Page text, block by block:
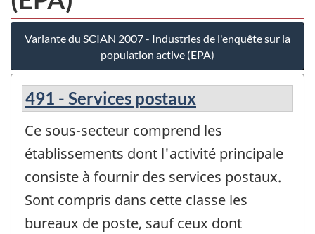
Variante du SCIAN 2007 - Industries de l'enquête sur la
population active (EPA)
491 - Services postaux
Ce sous-secteur comprend les
établissements dont l'activité principale
consiste à fournir des services postaux.
Sont compris dans cette classe les
bureaux de poste, sauf ceux dont